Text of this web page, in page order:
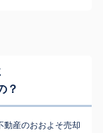
？
動産のおおよそ売却